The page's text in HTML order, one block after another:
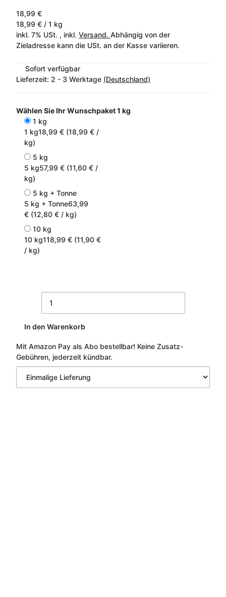
18,99 €
18,99 € / 1 kg
inkl. 7% USt. , inkl. Versand. Abhängig von der
Zieladresse kann die USt. an der Kasse variieren.
Sofort verfügbar
Lieferzeit: 2 - 3 Werktage (Deutschland)
Wählen Sie Ihr Wunschpaket1 kg
1 kg
1 kg18,99 € (18,99 € /
kg)
5 kg
5 kg57,99 € (11,60 € /
kg)
5 kg + Tonne
5 kg + Tonne63,99
€ (12,80 € / kg)
10 kg
10 kg118,99 € (11,90 €
/ kg)
In den Warenkorb
Mit Amazon Pay als Abo bestellbar! Keine Zusatz-
Gebühren, jederzeit kündbar.